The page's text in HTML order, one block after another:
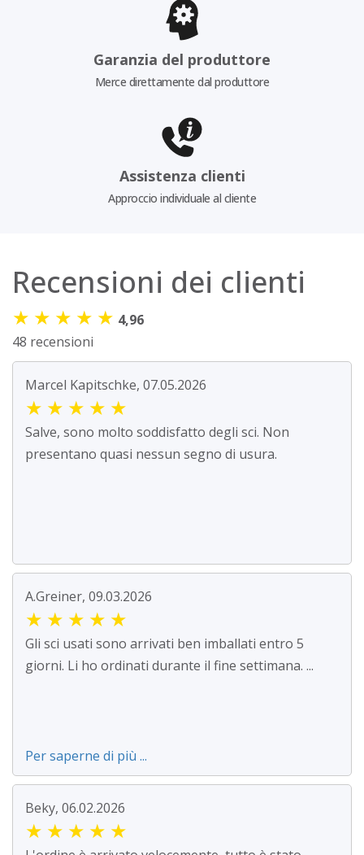
Garanzia del produttore
Merce direttamente dal produttore
Assistenza clienti
Approccio individuale al cliente
Recensioni dei clienti
★ ★ ★ ★ ★ 4,96
48 recensioni
Marcel Kapitschke, 07.05.2026
★ ★ ★ ★ ★
Salve, sono molto soddisfatto degli sci. Non
presentano quasi nessun segno di usura.
A.Greiner, 09.03.2026
★ ★ ★ ★ ★
Gli sci usati sono arrivati ben imballati entro 5
giorni. Li ho ordinati durante il fine settimana. ...
Per saperne di più ...
Beky, 06.02.2026
★ ★ ★ ★ ★